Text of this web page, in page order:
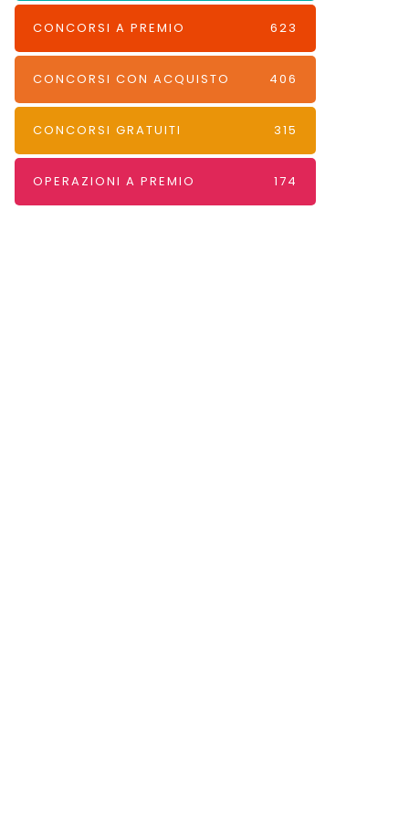
CONCORSI A PREMIO 623
CONCORSI CON ACQUISTO 406
CONCORSI GRATUITI 315
OPERAZIONI A PREMIO 174